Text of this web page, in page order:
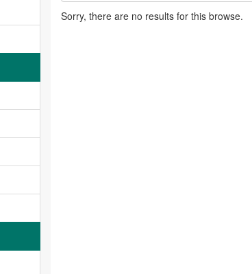
Sorry, there are no results for this browse.